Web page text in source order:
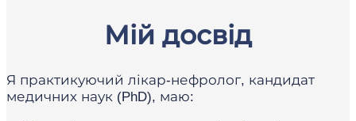
Мій досвід
Я практикуючий лікар-нефролог, кандидат
медичних наук (PhD), маю: